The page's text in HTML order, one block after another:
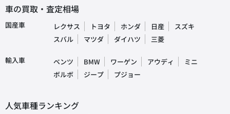
車の買取・査定相場
国産車 レクサス トヨタ ホンダ 日産
スズキ
スバル
マツダ ダイハツ 三菱
輸入車 ベンツ BMW ワーゲン アウディ
ミニ
ボルボ
ジープ プジョー
人気車種ランキング